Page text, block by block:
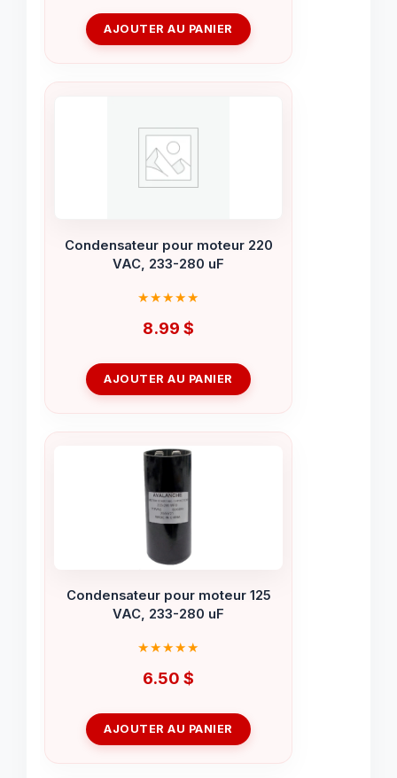
AJOUTER AU PANIER
Condensateur pour moteur 220
VAC, 233-280 uF
8.99 $
AJOUTER AU PANIER
Condensateur pour moteur 125
VAC, 233-280 uF
6.50 $
AJOUTER AU PANIER